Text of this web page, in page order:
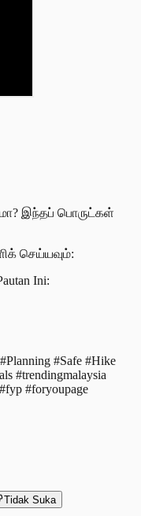
இந்தப் பொருட்கள்
செய்யவும்:
Ini:
#Safe #Hike
#trendingmalaysia
#foryoupage
Tidak Suka